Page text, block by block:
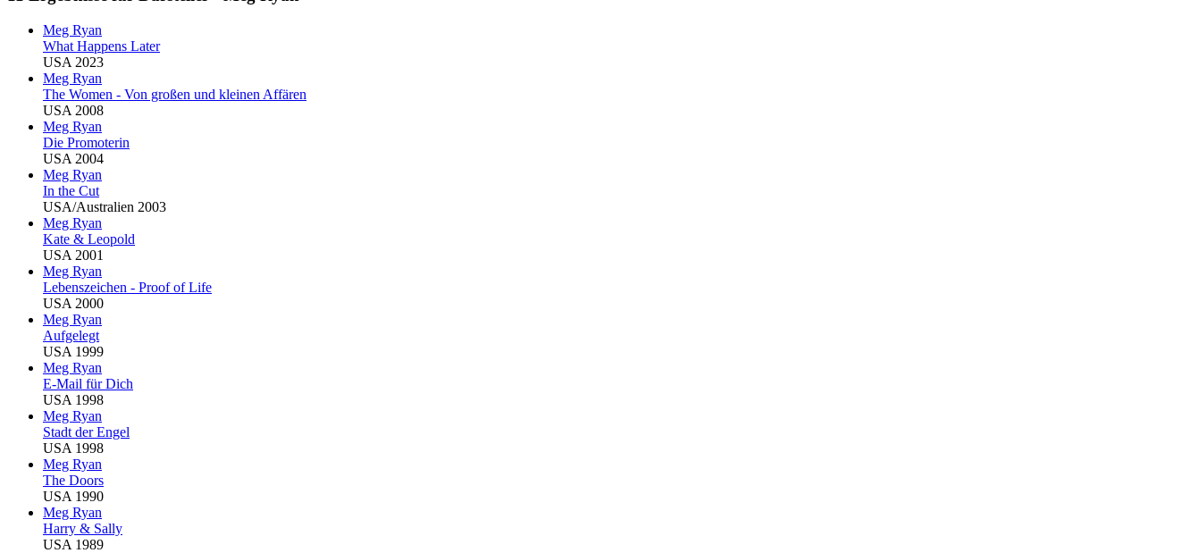
Meg Ryan
What Happens Later
USA 2023
Meg Ryan
The Women - Von großen und kleinen Affären
USA 2008
Meg Ryan
Die Promoterin
USA 2004
Meg Ryan
In the Cut
USA/Australien 2003
Meg Ryan
Kate & Leopold
USA 2001
Meg Ryan
Lebenszeichen - Proof of Life
USA 2000
Meg Ryan
Aufgelegt
USA 1999
Meg Ryan
E-Mail für Dich
USA 1998
Meg Ryan
Stadt der Engel
USA 1998
Meg Ryan
The Doors
USA 1990
Meg Ryan
Harry & Sally
USA 1989